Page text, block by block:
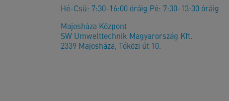
Hé-Csü: 7:30-16:00 óráig Pé: 7:30-13:30 óráig
Majosháza Központ
SW Umwelttechnik Magyarország Kft.
2339 Majosháza, Tóközi út 10.